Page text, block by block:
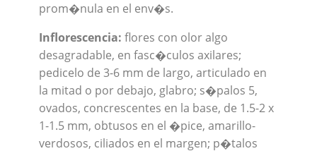
prom�nula en el env�s.
Inflorescencia: flores con olor algo
desagradable, en fasc�culos axilares;
pedicelo de 3-6 mm de largo, articulado en
la mitad o por debajo, glabro; s�palos 5,
ovados, concrescentes en la base, de 1.5-2 x
1-1.5 mm, obtusos en el �pice, amarillo-
verdosos, ciliados en el margen; p�talos